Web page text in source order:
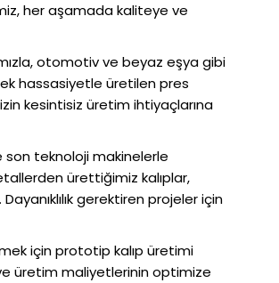
her aşamada kaliteye ve
otomotiv ve beyaz eşya gibi
hassasiyetle üretilen pres
kesintisiz üretim ihtiyaçlarına
son teknoloji makinelerle
ürettiğimiz kalıplar,
gerektiren projeler için
için prototip kalıp üretimi
üretim maliyetlerinin optimize